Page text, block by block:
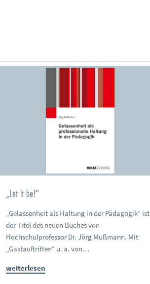
„Let it be!“
„Gelassenheit als Haltung in der Pädagogik“ ist
der Titel des neuen Buches von
Hochschulprofessor Dr. Jörg Mußmann. Mit
„Gastauftritten“ u. a. von…
weiterlesen